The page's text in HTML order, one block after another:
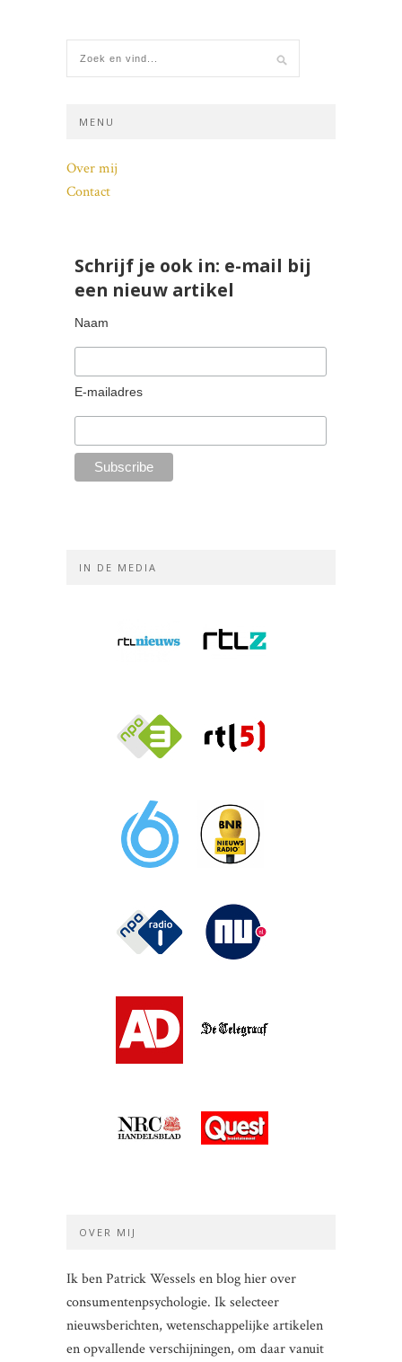
MENU
Over mij
Contact
Schrijf je ook in: e-mail bij
een nieuw artikel
Naam
E-mailadres
IN DE MEDIA
OVER MIJ
Ik ben Patrick Wessels en blog hier over
consumentenpsychologie. Ik selecteer
nieuwsberichten, wetenschappelijke artikelen
en opvallende verschijningen, om daar vanuit